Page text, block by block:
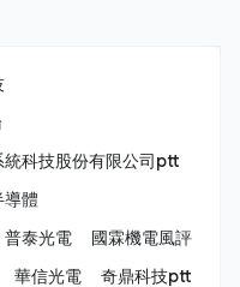
統科技股份有限公司ptt
導體
普泰光電
國霖機電風評
華信光電
奇鼎科技ptt